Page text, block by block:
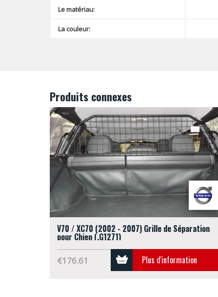
Le matériau:
La couleur:
Produits connexes
V70 / XC70 (2002 - 2007) Grille de Séparation
pour Chien (.G1271)
€176.61 Plus d'information